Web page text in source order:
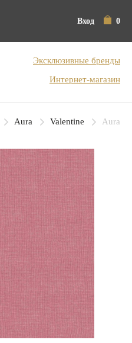
Вход 0
Эксклюзивные бренды
Интернет-магазин
Aura Valentine Aura